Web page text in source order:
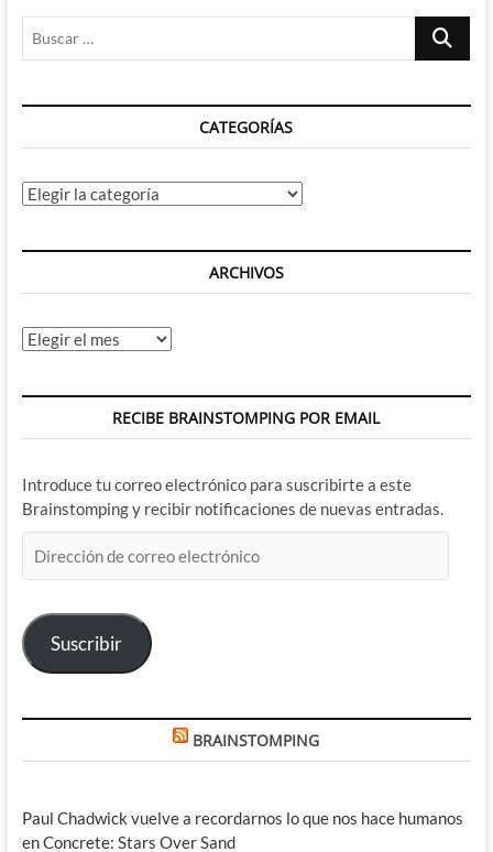
Buscar
CATEGORÍAS
Categorías
ARCHIVOS
Archivos
RECIBE BRAINSTOMPING POR EMAIL
Introduce tu correo electrónico para suscribirte a este
Brainstomping y recibir notificaciones de nuevas entradas.
de
electrónico
Suscribir
BRAINSTOMPING
Paul Chadwick vuelve a recordarnos lo que nos hace humanos
en Concrete: Stars Over Sand